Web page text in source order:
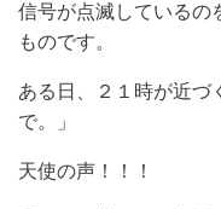
信号が点滅しているの
ものです。
ある日、２１時が近づ
で。」
天使の声！！！